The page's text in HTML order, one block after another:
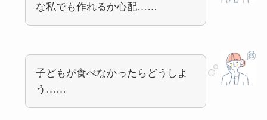
な私でも作れるか心配……
子どもが食べなかったらどうしよ
う……